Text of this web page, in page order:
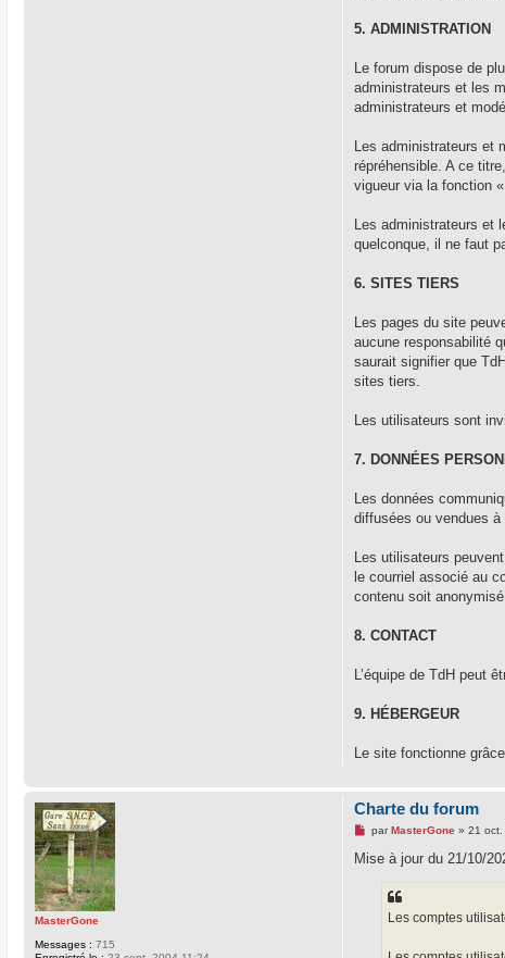
5. ADMINISTRATION
Le forum dispose de
administrateurs et les
administrateurs et
Les administrateurs et
répréhensible. A ce
vigueur via la fonction
Les administrateurs et
quelconque, il ne faut
6. SITES TIERS
Les pages du site
aucune responsabilité
saurait signifier que
sites tiers.
Les utilisateurs sont
7. DONNÉES
Les données
diffusées ou vendues
Les utilisateurs
le courriel associé au
contenu soit
8. CONTACT
L’équipe de TdH peut
9. HÉBERGEUR
Le site fonctionne
MasterGone
Messages : 715
Charte du forum
M
s
parMasterGone »21
Mise à jour du 21/10/
Les comptes